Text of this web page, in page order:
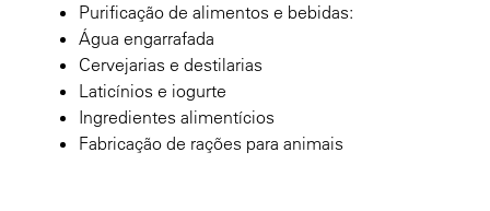
Purificação de alimentos e bebidas:
Água engarrafada
Cervejarias e destilarias
Laticínios e iogurte
Ingredientes alimentícios
Fabricação de rações para animais